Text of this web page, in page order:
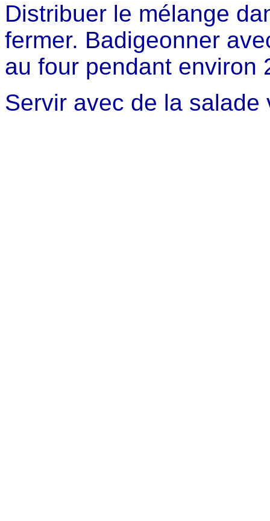
Distribuer le mélange
fermer. Badigeonner
au four pendant environ
Servir avec de la salade